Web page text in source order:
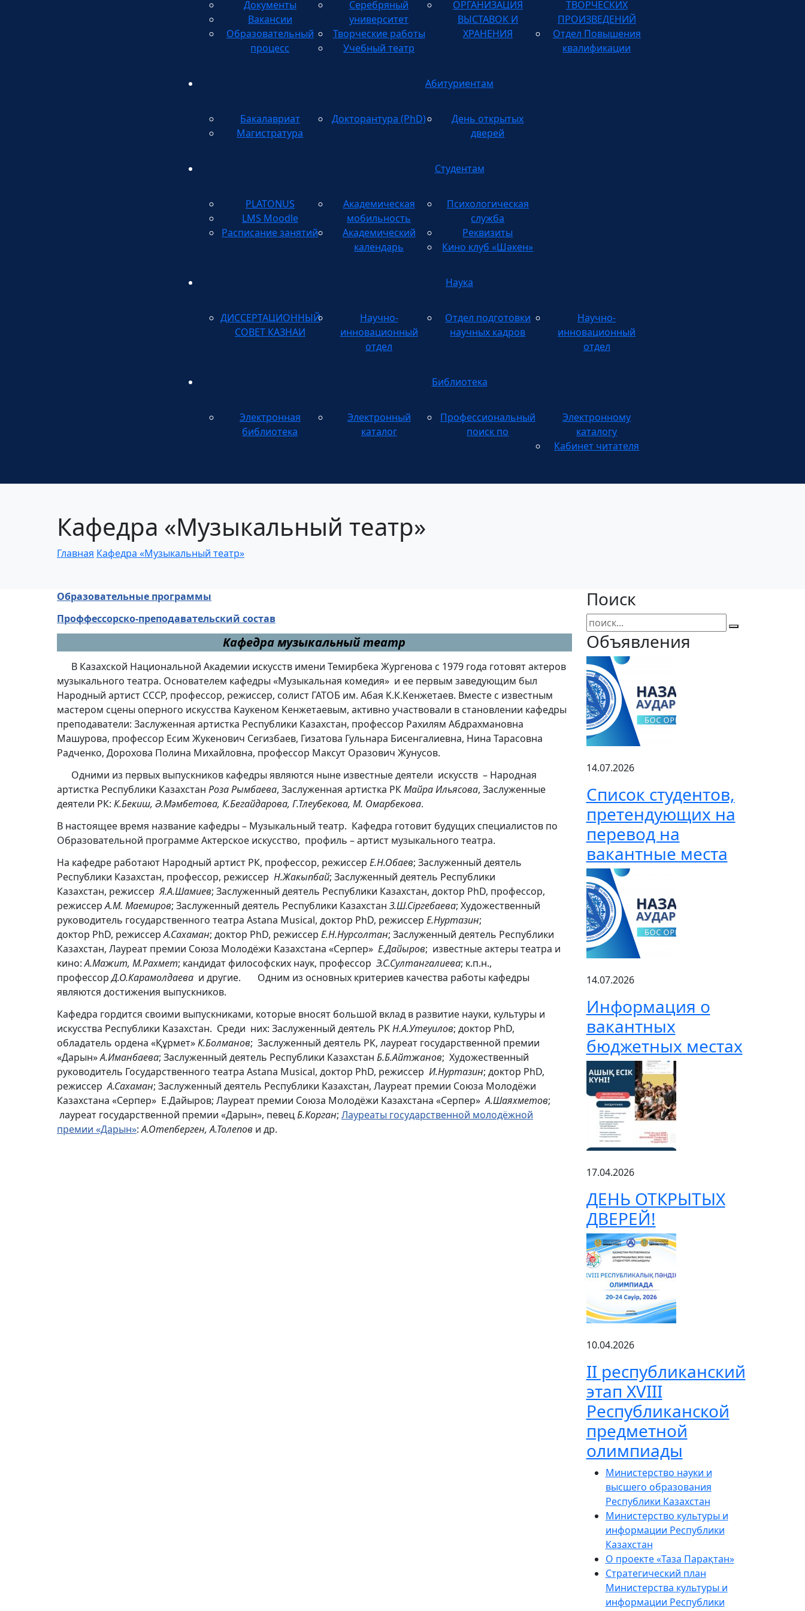
Документы
Вакансии
Образовательный
процесс
Серебряный
университет
Творческие работы
Учебный театр
ОРГАНИЗАЦИЯ
ВЫСТАВОК И
ХРАНЕНИЯ
ТВОРЧЕСКИХ
ПРОИЗВЕДЕНИЙ
Отдел Повышения
квалификации
Абитуриентам
Бакалавриат
Магистратура
Докторантура (PhD)
День открытых
дверей
Студентам
PLATONUS
LMS Moodle
Расписание занятий
Академическая
мобильность
Академический
календарь
Психологическая
служба
Реквизиты
Кино клуб «Шәкен»
Наука
ДИССЕРТАЦИОННЫЙ
СОВЕТ КАЗНАИ
Научно-
инновационный
отдел
Отдел подготовки
научных кадров
Научно-
инновационный
отдел
Библиотека
Электронная
библиотека
Электронный
каталог
Профессиональный
поиск по
Электронному
каталогу
Кабинет читателя
Кафедра «Музыкальный театр»
Главная Кафедра «Музыкальный театр»
Образовательные программы
Проффессорско-преподавательский состав
Кафедра музыкальный театр
В Казахской Национальной Академии искусств имени Темирбека Жургенова с 1979 года готовят актеров
музыкального театра. Основателем кафедры «Музыкальная комедия» и ее первым заведующим был
Народный артист СССР, профессор, режиссер, солист ГАТОБ им. Абая К.К.Кенжетаев. Вместе с известным
мастером сцены оперного искусства Каукеном Кенжетаевым, активно участвовали в становлении кафедры
преподаватели: Заслуженная артистка Республики Казахстан, профессор Рахилям Абдрахмановна
Машурова, профессор Есим Жукенович Сегизбаев, Гизатова Гульнара Бисенгалиевна, Нина Тарасовна
Радченко, Дорохова Полина Михайловна, профессор Максут Оразович Жунусов.
Одними из первых выпускников кафедры являются ныне известные деятели искусств – Народная
артистка Республики Казахстан Роза Рымбаева, Заслуженная артистка РКМайра Ильясова, Заслуженные
деятели РК: К.Бекиш, Ә.Мәмбетова, К.Бегайдарова, Г.Тлеубекова, М. Омарбекова.
В настоящее время название кафедры – Музыкальный театр. Кафедра готовит будущих специалистов по
Образовательной программе Актерское искусство, профиль – артист музыкального театра.
На кафедре работают Народный артист РК, профессор, режиссер Е.Н.Обаев; Заслуженный деятель
Республики Казахстан, профессор, режиссер Н.Жакыпбай; Заслуженный деятель Республики
Казахстан, режиссерЯ.А.Шамиев; Заслуженный деятель Республики Казахстан, доктор PhD, профессор,
режиссерА.М. Маемиров; Заслуженный деятель Республики Казахстан З.Ш.Сіргебаева; Художественный
руководитель государственного театра Astana Musical, доктор PhD, режиссер Е.Нуртазин;
доктор PhD, режиссерА.Сахаман; доктор PhD, режиссер Е.Н.Нурсолтан; Заслуженный деятель Республики
Казахстан, Лауреат премии Союза Молодёжи Казахстана «Серпер» Е.Дайыров; известные актеры театра и
кино:А.Мажит, М.Рахмет; кандидат философских наук, профессор Э.С.Султангалиева; к.п.н.,
профессорД.О.Карамолдаева и другие. Одним из основных критериев качества работы кафедры
являются достижения выпускников.
Кафедра гордится своими выпускниками, которые вносят большой вклад в развитие науки, культуры и
искусства Республики Казахстан. Среди них: Заслуженный деятель РКН.А.Утеуилов; доктор PhD,
обладатель ордена «Құрмет»К.Болманов; Заслуженный деятель РК, лауреат государственной премии
«Дарын»А.Иманбаева; Заслуженный деятель Республики Казахстан Б.Б.Айтжанов; Художественный
руководитель Государственного театра Astana Musical, доктор PhD, режиссер И.Нуртазин; доктор PhD,
режиссерА.Сахаман; Заслуженный деятель Республики Казахстан, Лауреат премии Союза Молодёжи
Казахстана «Серпер» Е.Дайыров; Лауреат премии Союза Молодёжи Казахстана «Серпер» А.Шаяхметов;
лауреат государственной премии «Дарын», певецБ.Корган; Лауреаты государственной молодёжной
премии «Дарын»:А.Отепберген, А.Толепов и др.
Поиск
Объявления
14.07.2026
Список студентов,
претендующих на
перевод на
вакантные места
14.07.2026
Информация о
вакантных
бюджетных местах
17.04.2026
ДЕНЬ ОТКРЫТЫХ
ДВЕРЕЙ!
10.04.2026
ІІ республиканский
этап XVIII
Республиканской
предметной
олимпиады
Министерство науки и
высшего образования
Республики Казахстан
Министерство культуры и
информации Республики
Казахстан
О проекте «Таза Парақтан»
Стратегический план
Министерства культуры и
информации Республики